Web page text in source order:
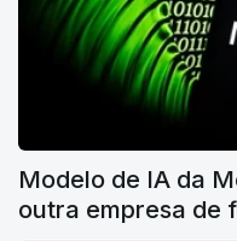
Modelo de IA da
outra empresa de